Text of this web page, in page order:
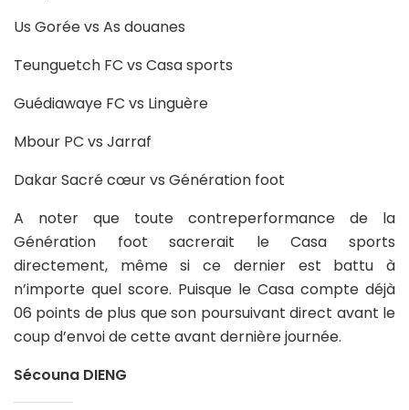
Us Gorée vs As douanes
Teunguetch FC vs Casa sports
Guédiawaye FC vs Linguère
Mbour PC vs Jarraf
Dakar Sacré cœur vs Génération foot
A noter que toute contreperformance de la
Génération foot sacrerait le Casa sports
directement, même si ce dernier est battu à
n’importe quel score. Puisque le Casa compte déjà
06 points de plus que son poursuivant direct avant le
coup d’envoi de cette avant dernière journée.
Sécouna DIENG